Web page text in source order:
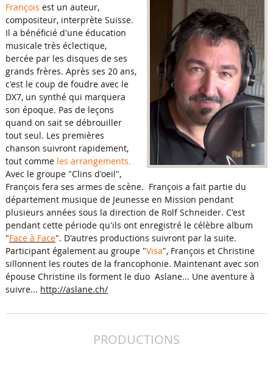
François est un auteur,
compositeur, interprète Suisse.
Il a bénéficié d'une éducation
musicale très éclectique,
bercée par les disques de ses
grands frères. Après ses 20 ans,
c'est le coup de foudre avec le
DX7, un synthé qui marquera
son époque. Pas de leçons
quand on sait se débrouiller
tout seul. Les premières
chanson suivront rapidement,
tout comme les arrangements.
Avec le groupe "Clins d'oeil",
François fera ses armes de scène. François a fait partie du
département musique de Jeunesse en Mission pendant
plusieurs années sous la direction de Rolf Schneider. C'est
pendant cette période qu'ils ont enregistré le célèbre album
"Face à Face". D'autres productions suivront par la suite.
Participant également au groupe "Visa", François et Christine
sillonnent les routes de la francophonie. Maintenant avec son
épouse Christine ils forment le duo Aslane... Une aventure à
suivre... http://aslane.ch/
PRODUCTIONS